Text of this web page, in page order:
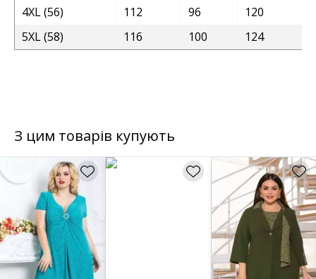
4XL (56)
112 96
120
5XL (58)
116 100 124
З цим товарів купують